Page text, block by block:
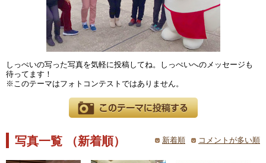
しっぺいの写った写真を気軽に投稿してね。しっぺいへのメッセージも
待ってます！
※このテーマはフォトコンテストではありません。
写真一覧 （新着順） 新着順 コメントが多い順